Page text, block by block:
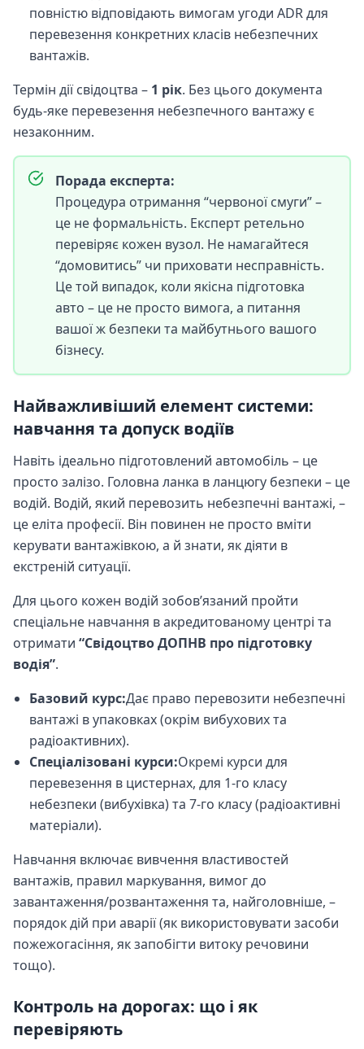
повністю відповідають вимогам угоди ADR для
перевезення конкретних класів небезпечних
вантажів.
Термін дії свідоцтва – 1 рік. Без цього документа
будь-яке перевезення небезпечного вантажу є
незаконним.
Порада експерта:
Процедура отримання “червоної смуги” –
це не формальність. Експерт ретельно
перевіряє кожен вузол. Не намагайтеся
“домовитись” чи приховати несправність.
Це той випадок, коли якісна підготовка
авто – це не просто вимога, а питання
вашої ж безпеки та майбутнього вашого
бізнесу.
Найважливіший елемент системи:
навчання та допуск водіїв
Навіть ідеально підготовлений автомобіль – це
просто залізо. Головна ланка в ланцюгу безпеки – це
водій. Водій, який перевозить небезпечні вантажі, –
це еліта професії. Він повинен не просто вміти
керувати вантажівкою, а й знати, як діяти в
екстреній ситуації.
Для цього кожен водій зобов’язаний пройти
спеціальне навчання в акредитованому центрі та
отримати “Свідоцтво ДОПНВ про підготовку
водія”.
Базовий курс:Дає право перевозити небезпечні
вантажі в упаковках (окрім вибухових та
радіоактивних).
Спеціалізовані курси:Окремі курси для
перевезення в цистернах, для 1-го класу
небезпеки (вибухівка) та 7-го класу (радіоактивні
матеріали).
Навчання включає вивчення властивостей
вантажів, правил маркування, вимог до
завантаження/розвантаження та, найголовніше, –
порядок дій при аварії (як використовувати засоби
пожежогасіння, як запобігти витоку речовини
тощо).
Контроль на дорогах: що і як
перевіряють